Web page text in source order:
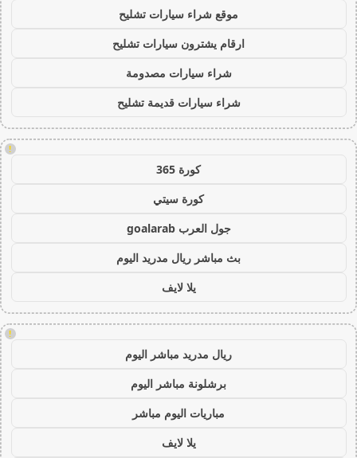
موقع شراء سيارات تشليح
ارقام يشترون سيارات تشليح
شراء سيارات مصدومة
شراء سيارات قديمة تشليح
!
كورة 365
كورة سيتي
جول العرب goalarab
بث مباشر ريال مدريد اليوم
يلا لايف
!
ريال مدريد مباشر اليوم
برشلونة مباشر اليوم
مباريات اليوم مباشر
يلا لايف